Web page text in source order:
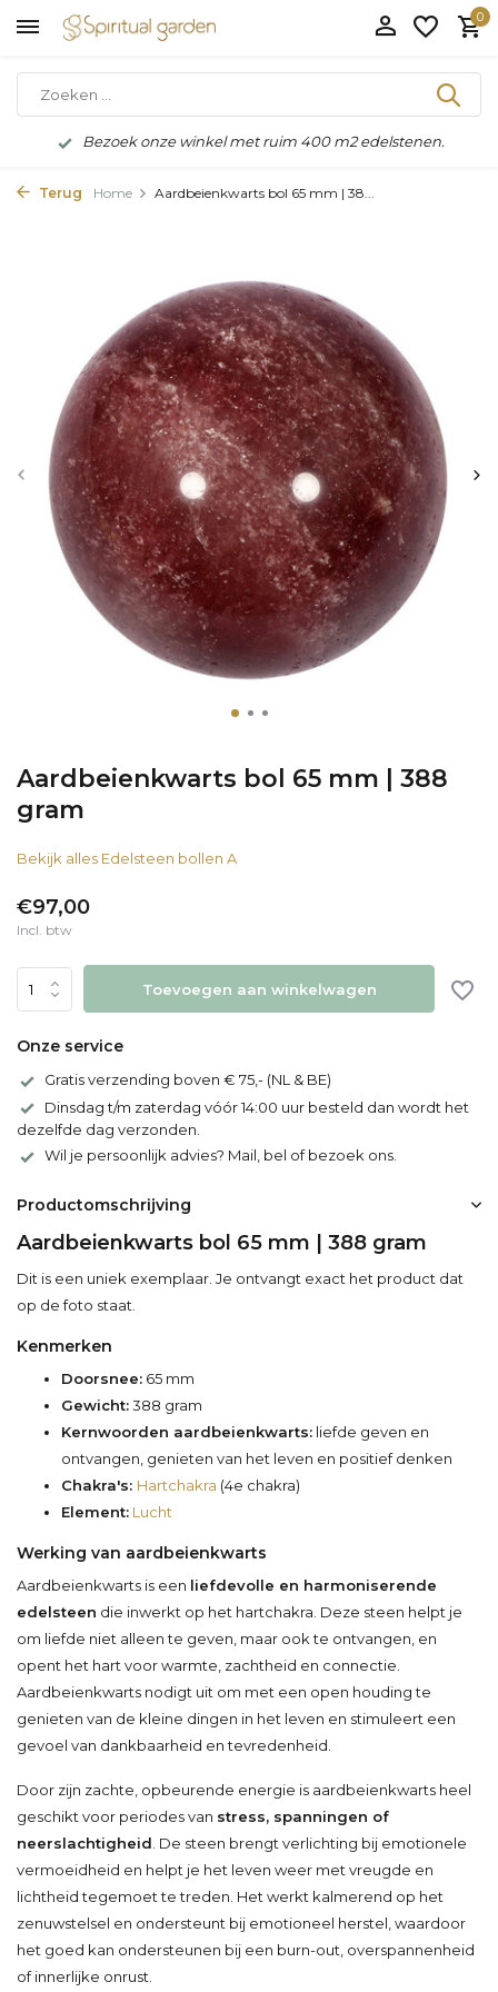
0
Bezoek onze winkel met ruim 400 m2 edelstenen.
Terug Home Aardbeienkwarts bol 65 mm | 38...
Aardbeienkwarts bol 65 mm | 388
gram
Bekijk alles Edelsteen bollen A
€97,00
Incl. btw
Toevoegen aan winkelwagen
Onze service
Gratis verzending boven € 75,- (NL & BE)
Dinsdag t/m zaterdag vóór 14:00 uur besteld dan wordt het
dezelfde dag verzonden.
Wil je persoonlijk advies? Mail, bel of bezoek ons.
Productomschrijving
Aardbeienkwarts bol 65 mm | 388 gram
Dit is een uniek exemplaar. Je ontvangt exact het product dat
op de foto staat.
Kenmerken
Doorsnee: 65 mm
Gewicht:388 gram
Kernwoorden aardbeienkwarts: liefde geven en
ontvangen, genieten van het leven en positief denken
Chakra's: Hartchakra (4e chakra)
Element: Lucht
Werking van aardbeienkwarts
Aardbeienkwarts is een liefdevolle en harmoniserende
edelsteen die inwerkt op het hartchakra. Deze steen helpt je
om liefde niet alleen te geven, maar ook te ontvangen, en
opent het hart voor warmte, zachtheid en connectie.
Aardbeienkwarts nodigt uit om met een open houding te
genieten van de kleine dingen in het leven en stimuleert een
gevoel van dankbaarheid en tevredenheid.
Door zijn zachte, opbeurende energie is aardbeienkwarts heel
geschikt voor periodes van stress, spanningen of
neerslachtigheid . De steen brengt verlichting bij emotionele
vermoeidheid en helpt je het leven weer met vreugde en
lichtheid tegemoet te treden. Het werkt kalmerend op het
zenuwstelsel en ondersteunt bij emotioneel herstel, waardoor
het goed kan ondersteunen bij een burn-out, overspannenheid
of innerlijke onrust.